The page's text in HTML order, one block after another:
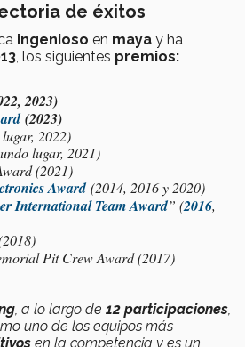
de éxitos
ingenioso en maya y ha
, los siguientes premios:
2023)
(2023)
2022)
lugar, 2021)
(2021)
Award(2014, 2016 y 2020)
International Team Award” (2016,
Pit Crew Award (2017)
, a lo largo de 12 participaciones
uno de los equipos más
en la competencia y es un